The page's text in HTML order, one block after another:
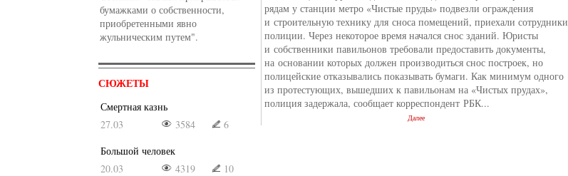
бумажками о собственности,
приобретенными явно
жульническим путем".
СЮЖЕТЫ
Смертная казнь
27.03
3584
6
Большой человек
20.03
4319
10
рядам у станции метро «Чистые пруды» подвезли ограждения
и строительную технику для сноса помещений, приехали сотрудники
полиции. Через некоторое время начался снос зданий. Юристы
и собственники павильонов требовали предоставить документы,
на основании которых должен производиться снос построек, но
полицейские отказывались показывать бумаги. Как минимум одного
из протестующих, вышедших к павильонам на «Чистых прудах»,
полиция задержала, сообщает корреспондент РБК...
Далее